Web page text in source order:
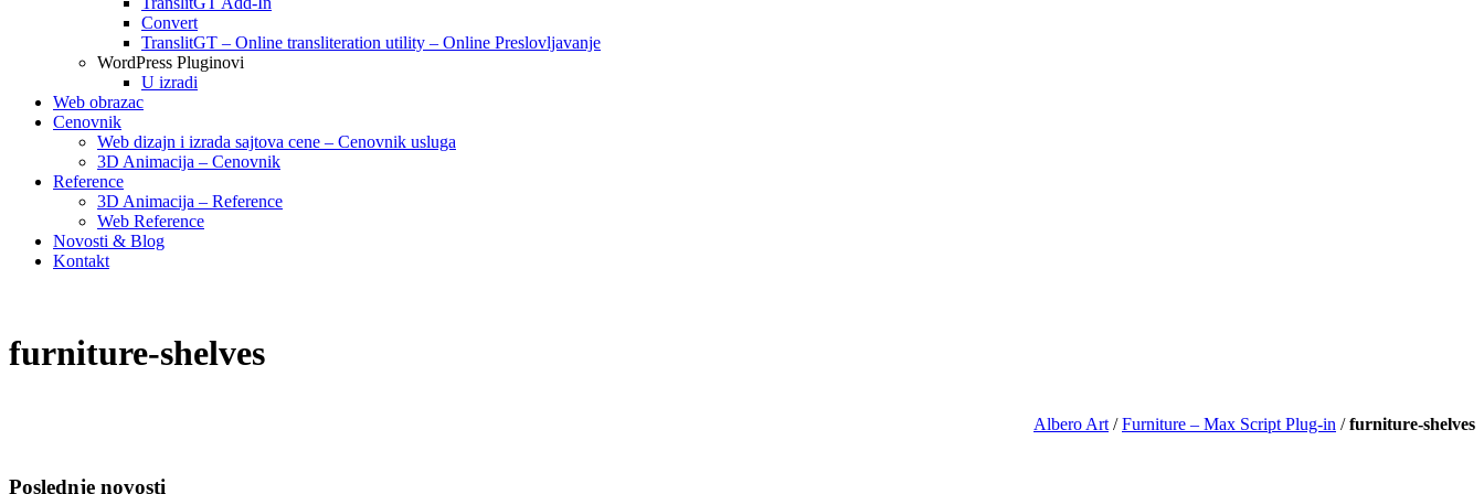
Convert
TranslitGT – Online transliteration utility – Online Preslovljavanje
WordPress Pluginovi
U izradi
Web obrazac
Cenovnik
Web dizajn i izrada sajtova cene – Cenovnik usluga
3D Animacija – Cenovnik
Reference
3D Animacija – Reference
Web Reference
Novosti & Blog
Kontakt
furniture-shelves
Albero Art /Furniture – Max Script Plug-in /furniture-shelves
Poslednje novosti